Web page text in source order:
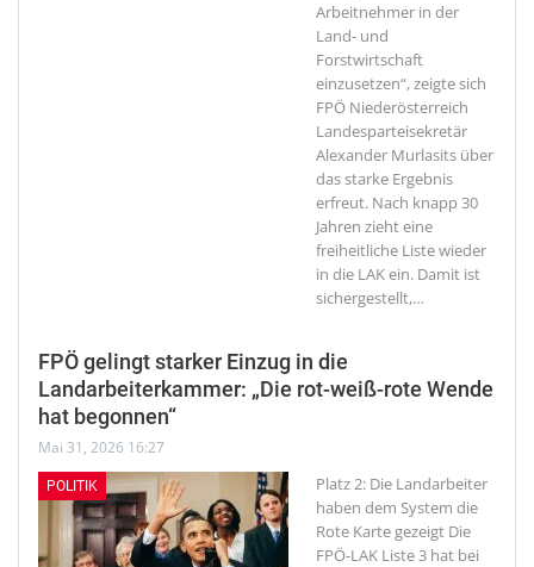
Arbeitnehmer in der
Land- und
Forstwirtschaft
einzusetzen“, zeigte sich
FPÖ Niederösterreich
Landesparteisekretär
Alexander Murlasits über
das starke Ergebnis
erfreut. Nach knapp 30
Jahren zieht eine
freiheitliche Liste wieder
in die LAK ein. Damit ist
sichergestellt,…
FPÖ gelingt starker Einzug in die
Landarbeiterkammer: „Die rot-weiß-rote Wende
hat begonnen“
Mai 31, 2026 16:27
POLITIK
Platz 2: Die Landarbeiter
haben dem System die
Rote Karte gezeigt Die
FPÖ-LAK Liste 3 hat bei